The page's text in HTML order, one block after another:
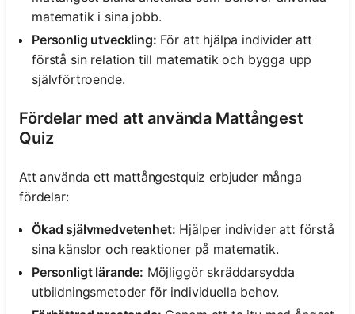
matematik i sina jobb.
Personlig utveckling: För att hjälpa individer att
förstå sin relation till matematik och bygga upp
självförtroende.
Fördelar med att använda Mattångest
Quiz
Att använda ett mattångestquiz erbjuder många
fördelar:
Ökad självmedvetenhet: Hjälper individer att förstå
sina känslor och reaktioner på matematik.
Personligt lärande: Möjliggör skräddarsydda
utbildningsmetoder för individuella behov.